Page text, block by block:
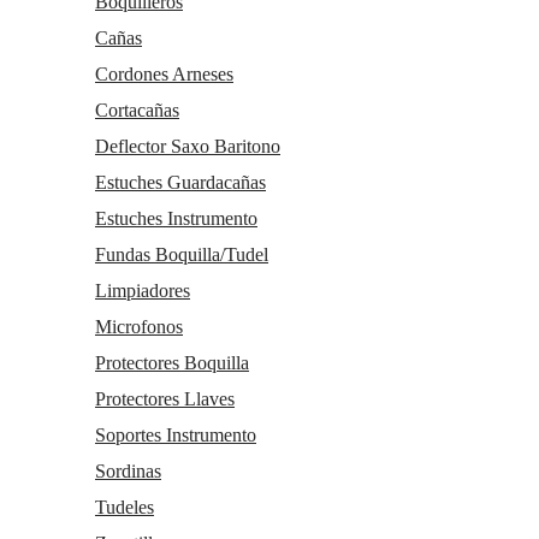
Cañas
Cordones Arneses
Cortacañas
Deflector Saxo Baritono
Estuches Guardacañas
Estuches Instrumento
Fundas Boquilla/Tudel
Limpiadores
Microfonos
Protectores Boquilla
Protectores Llaves
Soportes Instrumento
Sordinas
Tudeles